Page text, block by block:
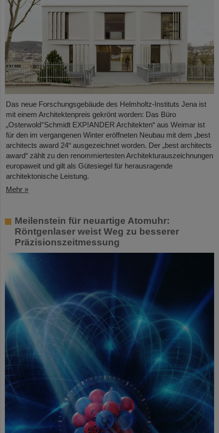
Das neue Forschungsgebäude des Helmholtz-Instituts Jena ist
mit einem Architektenpreis gekrönt worden: Das Büro
„Osterwold°Schmidt EXP!ANDER Architekten“ aus Weimar ist
für den im vergangenen Winter eröffneten Neubau mit dem „best
architects award 24“ ausgezeichnet worden. Der „best architects
award“ zählt zu den renommiertesten Architekturauszeichnungen
europaweit und gilt als Gütesiegel für herausragende
architektonische Leistung.
Mehr »
Meilenstein für neuartige Atomuhr:
Röntgenlaser weist Weg zu besserer
Präzisionszeitmessung